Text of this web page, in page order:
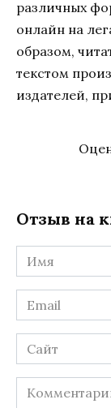
различных
онлайн на
образом,
текстом
издателей,
Отзыв на
Имя
*
Email
*
Сайт
Комментарий